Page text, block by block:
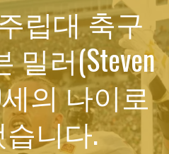
립대 축구
밀러(Steven
의 나이로
니다.